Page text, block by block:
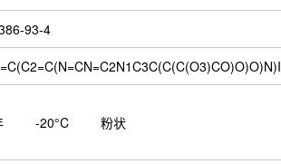
93-4
-20°C 粉状